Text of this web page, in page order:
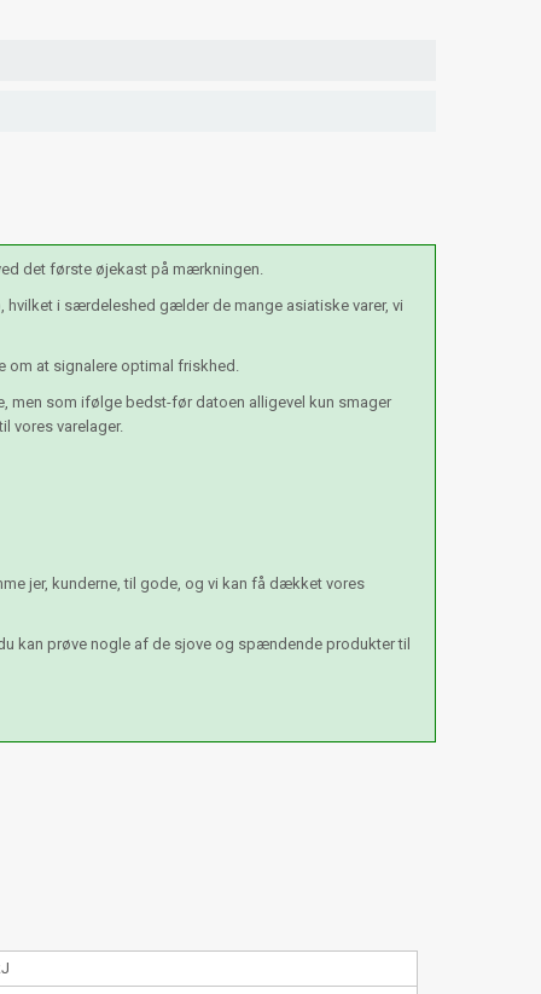
det første øjekast på mærkningen.
i særdeleshed gælder de mange asiatiske varer, vi
at signalere optimal friskhed.
men som ifølge bedst-før datoen alligevel kun smager
vores varelager.
jer, kunderne, til gode, og vi kan få dækket vores
kan prøve nogle af de sjove og spændende produkter til